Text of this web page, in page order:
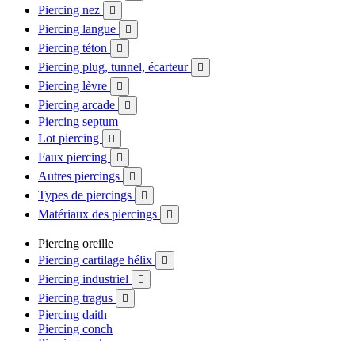
Piercing nez 
Piercing langue 
Piercing téton 
Piercing plug, tunnel, écarteur 
Piercing lèvre 
Piercing arcade 
Piercing septum
Lot piercing

Faux piercing 
Autres piercings 
Types de piercings 
Matériaux des piercings 
Piercing oreille
Piercing cartilage hélix

Piercing industriel 
Piercing tragus 
Piercing daith
Piercing conch